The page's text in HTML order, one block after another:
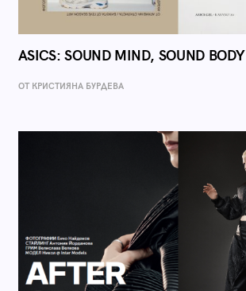
ASICS: SOUND MIND, SOUND BODY
ОТ КРИСТИЯНА БУРДЕВА